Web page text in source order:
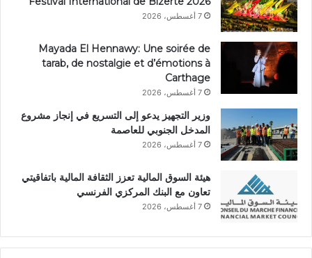
7 أغسطس، 2026
Mayada El Hennawy: Une soirée de
tarab, de nostalgie et d’émotions à
Carthage
7 أغسطس، 2026
وزير التجهيز يدعو إلى التسريع في إنجاز مشروع
المدخل الجنوبي للعاصمة
7 أغسطس، 2026
هيئة السوق المالية تعزز الثقافة المالية باتفاقيتي
تعاون مع البنك المركزي الفرنسي
7 أغسطس، 2026